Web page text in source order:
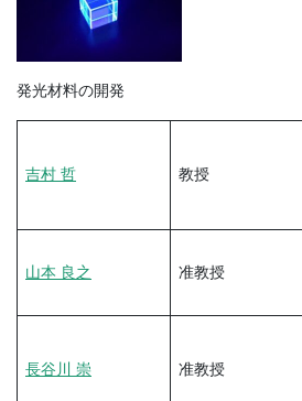
発光材料の開発
吉村 哲 教授
山本 良之 准教授
長谷川 崇 准教授